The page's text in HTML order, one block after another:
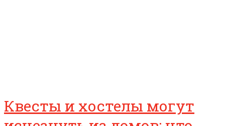
Квесты и хостелы могут